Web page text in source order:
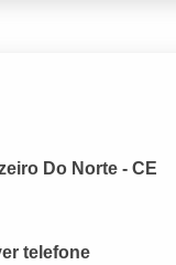
Do Norte - CE
telefone